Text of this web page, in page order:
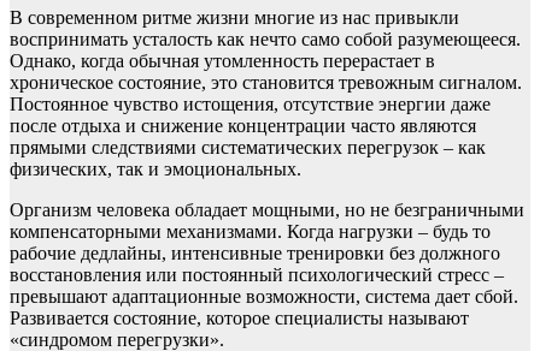
В современном ритме жизни многие из нас привыкли
воспринимать усталость как нечто само собой разумеющееся.
Однако, когда обычная утомленность перерастает в
хроническое состояние, это становится тревожным сигналом.
Постоянное чувство истощения, отсутствие энергии даже
после отдыха и снижение концентрации часто являются
прямыми следствиями систематических перегрузок – как
физических, так и эмоциональных.
Организм человека обладает мощными, но не безграничными
компенсаторными механизмами. Когда нагрузки – будь то
рабочие дедлайны, интенсивные тренировки без должного
восстановления или постоянный психологический стресс –
превышают адаптационные возможности, система дает сбой.
Развивается состояние, которое специалисты называют
«синдромом перегрузки».